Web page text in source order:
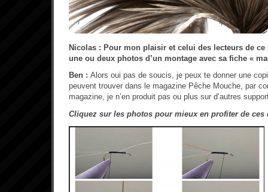
Nicolas : Pour mon plaisir et celui des lecteurs de
une ou deux photos d’un montage avec sa fiche «
Ben : Alors oui pas de soucis, je peux te donner une
peuvent trouver dans le magazine Pêche Mouche, par
magazine, je n’en produit pas ou plus sur d’autres
Cliquez sur les photos pour mieux en profiter de ces